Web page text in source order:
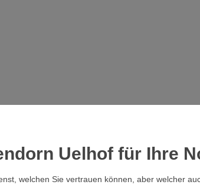
Uelhof für Ihre
welchen Sie vertrauen können, aber welcher